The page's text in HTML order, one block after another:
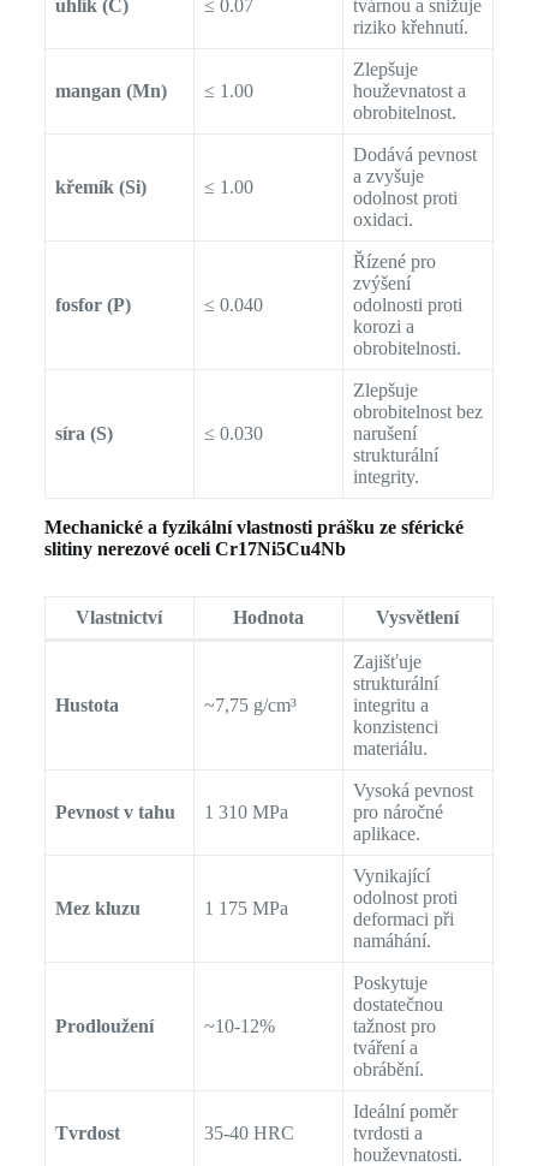
uhlík (C) ≤ 0.07
tvárnou a snižuje
riziko křehnutí.
mangan (Mn) ≤ 1.00
Zlepšuje
houževnatost a
obrobitelnost.
křemík (Si) ≤ 1.00
Dodává pevnost
a zvyšuje
odolnost proti
oxidaci.
fosfor (P) ≤ 0.040
Řízené pro
zvýšení
odolnosti proti
korozi a
obrobitelnosti.
síra (S) ≤ 0.030
Zlepšuje
obrobitelnost bez
narušení
strukturální
integrity.
Mechanické a fyzikální vlastnosti prášku ze sférické
slitiny nerezové oceli Cr17Ni5Cu4Nb
Vlastnictví Hodnota Vysvětlení
Hustota ~7,75 g/cm³
Zajišťuje
strukturální
integritu a
konzistenci
materiálu.
Pevnost v tahu 1 310 MPa
Vysoká pevnost
pro náročné
aplikace.
Mez kluzu 1 175 MPa
Vynikající
odolnost proti
deformaci při
namáhání.
Prodloužení ~10-12%
Poskytuje
dostatečnou
tažnost pro
tváření a
obrábění.
Tvrdost 35-40 HRC
Ideální poměr
tvrdosti a
houževnatosti.